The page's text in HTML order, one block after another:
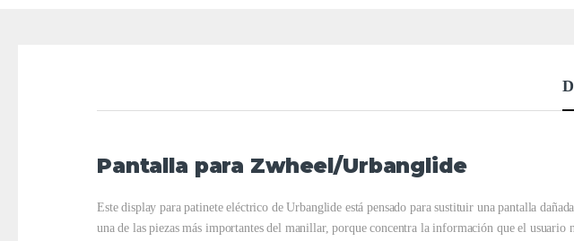
Pantalla para Zwheel/Urbanglide
Este display para patinete eléctrico de Urbanglide está pensado para sustituir una pantalla
una de las piezas más importantes del manillar, porque concentra la información que el